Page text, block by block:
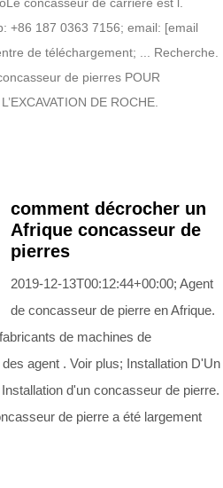
+86 187 0363 7156; email: [email
de téléchargement; ... Recherche.
de pierres POUR
DE ROCHE.
comment décrocher un
Afrique concasseur de
pierres
2019-12-13T00:12:44+00:00; Agent
de concasseur de pierre en Afrique.
de machines de
agent . Voir plus; Installation D'Un
d'un concasseur de pierre.
de pierre a été largement